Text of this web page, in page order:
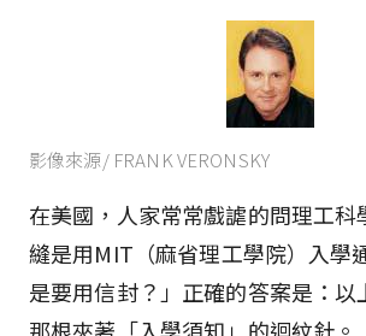
影像來源/ FRANK VERONSKY
在美國，人家常常戲謔的問理工科
縫是用MIT（麻省理工學院）入學
是要用信封？」正確的答案是：以